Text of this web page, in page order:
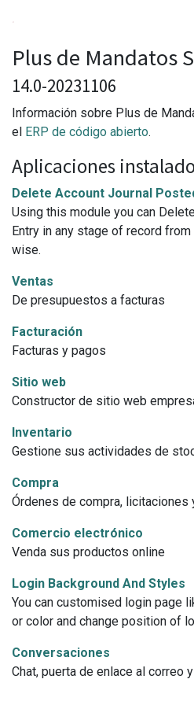
Plus de Mandatos
14.0-20231106
Información sobre Plus de
el ERP de código abierto.
Aplicaciones
Delete Account Journal
Using this module you can
Entry in any stage of record
wise.
Ventas
De presupuestos a facturas
Facturación
Facturas y pagos
Sitio web
Constructor de sitio web
Inventario
Gestione sus actividades de
Compra
Órdenes de compra, licitaciones
Comercio electrónico
Venda sus productos online
Login Background And Styles
You can customised login page
or color and change position of
Conversaciones
Chat, puerta de enlace al correo